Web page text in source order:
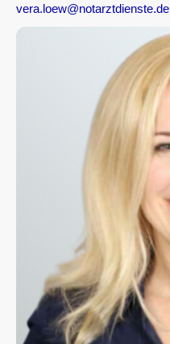
vera.loew@notarztdienste.de